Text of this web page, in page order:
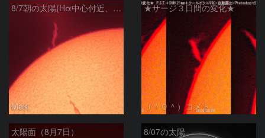
8/7朝の太陽(Hα中心付近、プロミネンス)
Maki
★サージ３日間の変化★
（＾０＾）コメト
太陽面（8月7日） 8/07の太陽